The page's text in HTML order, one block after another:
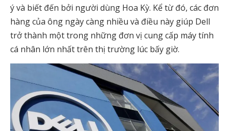
ý và biết đến bởi người dùng Hoa Kỳ. Kể từ đó, các đơn
hàng của ông ngày càng nhiều và điều này giúp Dell
trở thành một trong những đơn vị cung cấp máy tính
cá nhân lớn nhất trên thị trường lúc bấy giờ.